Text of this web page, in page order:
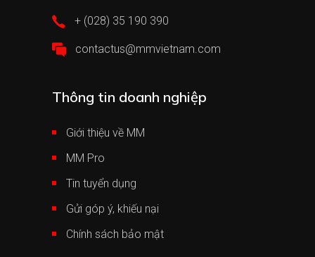
+ (028) 35 190 390
contactus@mmvietnam.com
Thông tin doanh nghiệp
Giới thiệu về MM
MM Pro
Tin tuyển dụng
Gửi góp ý, khiếu nại
Chính sách bảo mật